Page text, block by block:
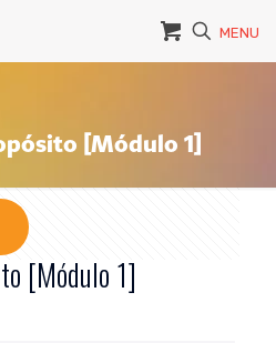
MENU
[Módulo 1]
[Módulo 1]